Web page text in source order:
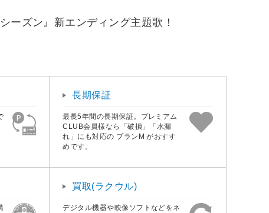
ーズン』新エンディング主題歌！
長期保証
最長5年間の長期保証。プレミアム
CLUB会員様なら「破損」「水漏
れ」にも対応の プランM がおすす
めです。
買取(ラクウル)
デジタル機器や映像ソフトなどをネ